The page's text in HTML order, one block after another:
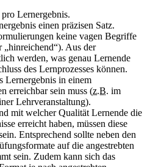
Lernergebnis.
einen präzisen Satz.
keine vagen Begriffe
„hinreichend“). Aus der
werden, was genau Lernende
des Lernprozesses können.
Lernergebnis in einem
erreichbar sein muss (z.B. im
Lehrveranstaltung).
mit welcher Qualität Lernende die
erreicht haben, müssen diese
Entsprechend sollte neben den
auf die angestrebten
sein. Zudem kann sich das